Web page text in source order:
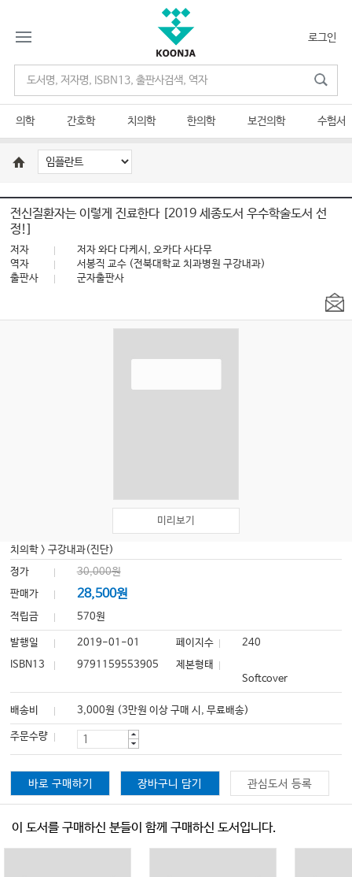
로그인
의학 간호학 치의학 한의학 보건의학 수험서
전신질환자는 이렇게 진료한다 [2019 세종도서 우수학술도서 선
정!]
저자
저자 와다 다케시, 오카다 사다무
역자
서봉직 교수 (전북대학교 치과병원 구강내과)
출판사
군자출판사
미리보기
치의학 >구강내과(진단)
정가
30,000원
판매가
28,500원
적립금 570원
발행일 2019-01-01 페이지수
240
ISBN13
9791159553905
제본형태
Softcover
배송비 3,000원 (3만원 이상 구매 시, 무료배송)
주문수량
바로 구매하기 장바구니 담기 관심도서 등록
이 도서를 구매하신 분들이 함께 구매하신 도서입니다.